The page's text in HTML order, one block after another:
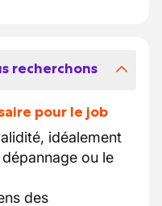
recherchons
pour le job
idéalement
ou le
des